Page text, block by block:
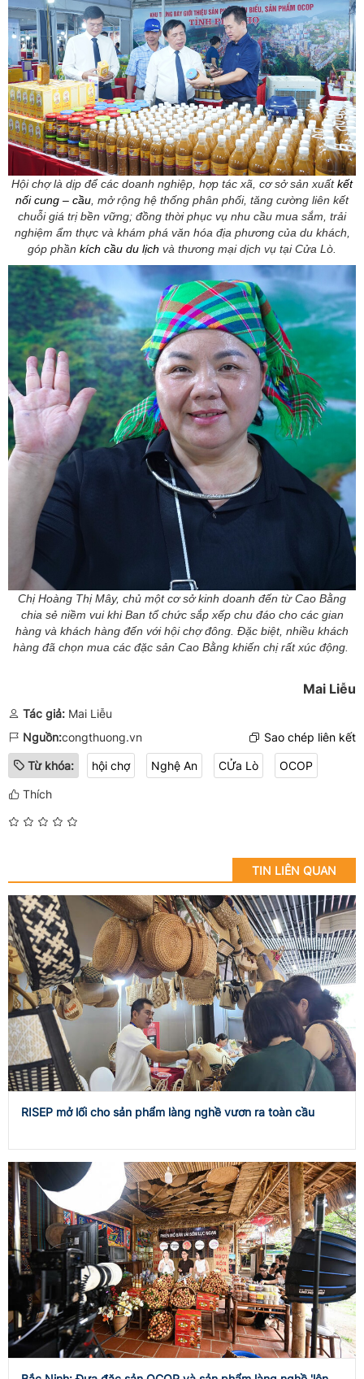
Hội chợ là dịp để các doanh nghiệp, hợp tác xã, cơ sở sản xuấtkết
nối cung – cầu , mở rộng hệ thống phân phối, tăng cường liên kết
chuỗi giá trị bền vững; đồng thời phục vụ nhu cầu mua sắm, trải
nghiệm ẩm thực và khám phá văn hóa địa phương của du khách,
góp phần kích cầu du lịch và thương mại dịch vụ tại Cửa Lò.
Chị Hoàng Thị Mây, chủ một cơ sở kinh doanh đến từ Cao Bằng
chia sẻ niềm vui khi Ban tổ chức sắp xếp chu đáo cho các gian
hàng và khách hàng đến với hội chợ đông. Đặc biệt, nhiều khách
hàng đã chọn mua các đặc sản Cao Bằng khiến chị rất xúc động.
Mai Liễu
Tác giả: Mai Liễu
Nguồn:congthuong.vn Sao chép liên kết
Từ khóa: hội chợ Nghệ An CỬa Lò OCOP
Thích
TIN LIÊN QUAN
RISEP mở lối cho sản phẩm làng nghề vươn ra toàn cầu